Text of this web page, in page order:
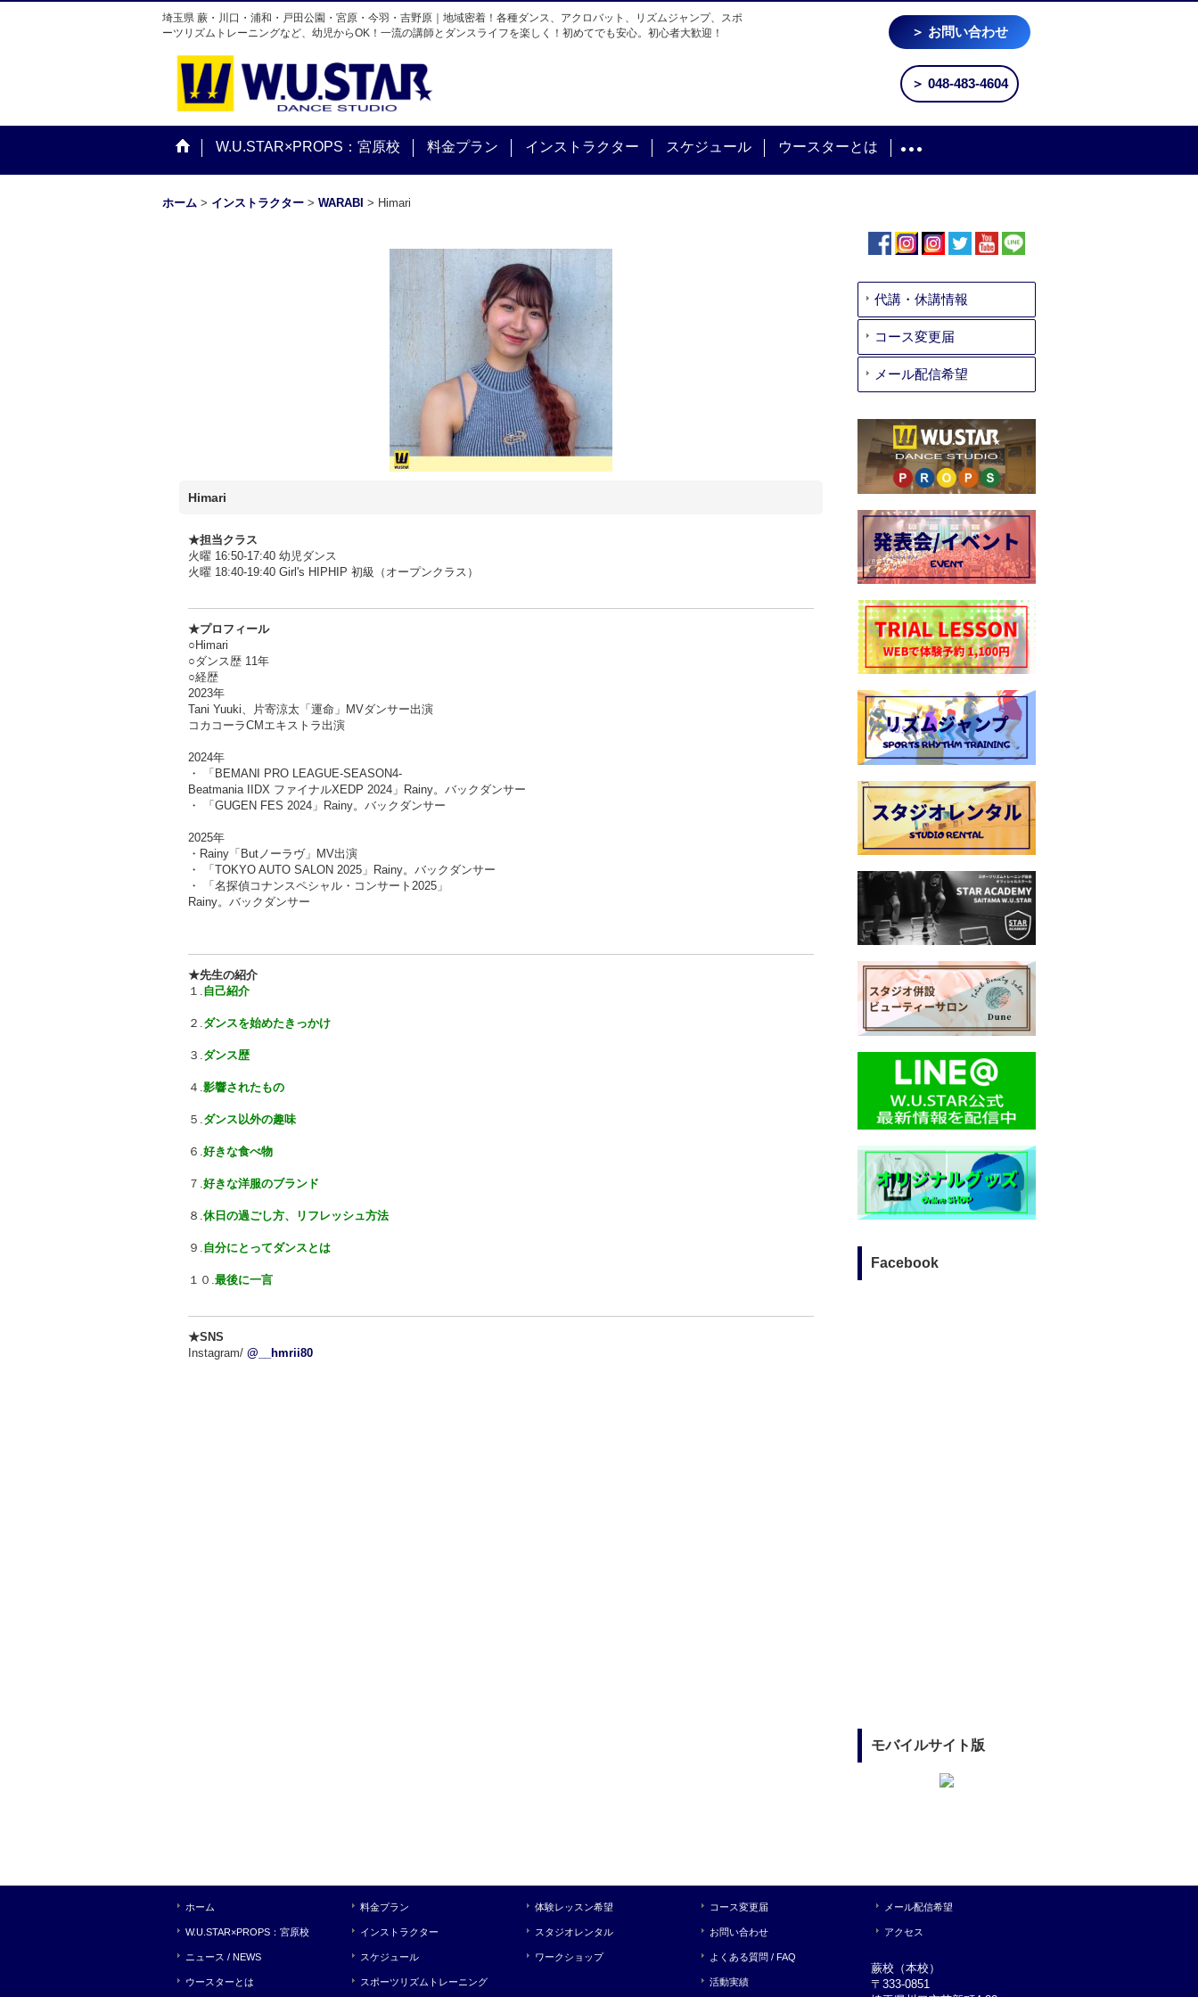
埼玉県 蕨・川口・浦和・戸田公園・宮原・今羽・吉野原｜地域密着！各種ダンス、アクロバット、リズムジャンプ、スポ
ーツリズムトレーニングなど、幼児からOK！一流の講師とダンスライフを楽しく！初めてでも安心。初心者大歓迎！
＞ お問い合わせ
＞ 048-483-4604
W.U.STAR×PROPS：宮原校 料金プラン インストラクター スケジュール ウースターとは
ホーム > インストラクター > WARABI > Himari
Himari
★担当クラス
火曜 16:50-17:40 幼児ダンス
火曜 18:40-19:40 Girl's HIPHIP 初級（オープンクラス）
★プロフィール
○Himari
○ダンス歴 11年
○経歴
2023年
Tani Yuuki、片寄涼太「運命」MVダンサー出演
コカコーラCMエキストラ出演
2024年
・ 「BEMANI PRO LEAGUE-SEASON4-
Beatmania IIDX ファイナルXEDP 2024」Rainy。バックダンサー
・ 「GUGEN FES 2024」Rainy。バックダンサー
2025年
・Rainy「Butノーラヴ」MV出演
・ 「TOKYO AUTO SALON 2025」Rainy。バックダンサー
・ 「名探偵コナンスペシャル・コンサート2025」
Rainy。バックダンサー
★先生の紹介
１.自己紹介
２.ダンスを始めたきっかけ
３.ダンス歴
４.影響されたもの
５.ダンス以外の趣味
６.好きな食べ物
７.好きな洋服のブランド
８.休日の過ごし方、リフレッシュ方法
９.自分にとってダンスとは
１０.最後に一言
★SNS
Instagram/ @__hmrii80
代講・休講情報
コース変更届
メール配信希望
Facebook
モバイルサイト版
ホーム
W.U.STAR×PROPS：宮原校
ニュース / NEWS
ウースターとは
料金プラン
インストラクター
スケジュール
スポーツリズムトレーニング
体験レッスン希望
スタジオレンタル
ワークショップ
コース変更届
お問い合わせ
よくある質問 / FAQ
活動実績
メール配信希望
アクセス
蕨校（本校）
〒333-0851